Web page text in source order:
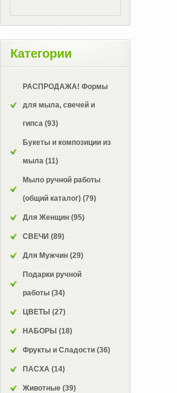
Категории
РАСПРОДАЖА! Формы
для мыла, свечей и
гипса (93)
Букеты и композиции из
мыла (11)
Мыло ручной работы
(общий каталог) (79)
Для Женщин (95)
СВЕЧИ (89)
Для Мужчин (29)
Подарки ручной
работы (34)
ЦВЕТЫ (27)
НАБОРЫ (18)
Фрукты и Сладости (36)
ПАСХА (14)
Животные (39)